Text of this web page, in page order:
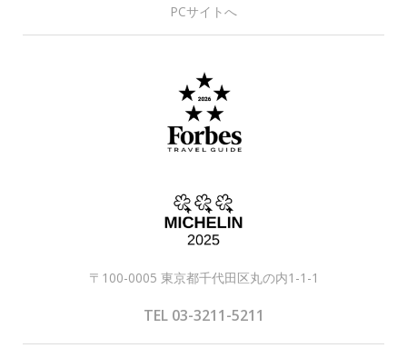
PCサイトへ
〒100-0005 東京都千代田区丸の内1-1-1
TEL 03-3211-5211